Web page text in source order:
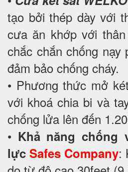
tạo bởi thép dày với
cưa ăn khớp với
chắc chắn chống nạy
đảm bảo chống cháy.
• Phương thức mở
với khoá chia bi và
chống lửa lên đến
• Khả năng chống
lực Safes Company: